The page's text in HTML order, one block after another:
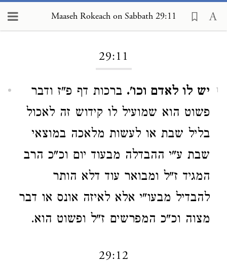
Maaseh Rokeach on Sabbath 29:11
29:11
1 יש לו לאדם וכו'. ברכות דף פ"ז ודבר
פשוט הוא שמועיל לו קידוש זה לאכול
בליל שבת או לעשות מלאכה במוצאי
שבת ע"י ההבדלה מבעוד יום וכ"כ הרב
המגיד ז"ל ומבואר עוד דלא הותר
להבדיל מבעו"י אלא לאיזה אונס או דבר
מצוה וכ"כ המפרשים ז"ל ופשוט הוא.
29:12